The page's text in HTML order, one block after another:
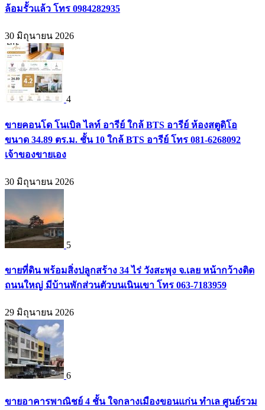
ล้อมรั้วแล้ว โทร 0984282935
30 มิถุนายน 2026
4
ขายคอนโด โนเบิล ไลท์ อารีย์ ใกล้ BTS อารีย์ ห้องสตูดิโอ
ขนาด 34.89 ตร.ม. ชั้น 10 ใกล้ BTS อารีย์ โทร 081-6268092
เจ้าของขายเอง
30 มิถุนายน 2026
5
ขายที่ดิน พร้อมสิ่งปลูกสร้าง 34 ไร่ วังสะพุง จ.เลย หน้ากว้างติด
ถนนใหญ่ มีบ้านพักส่วนตัวบนเนินเขา โทร 063-7183959
29 มิถุนายน 2026
6
ขายอาคารพาณิชย์ 4 ชั้น ใจกลางเมืองขอนแก่น ทำเล ศูนย์รวม